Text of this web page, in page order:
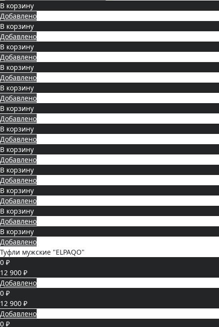
В корзину
Добавлено
В корзину
Добавлено
В корзину
Добавлено
В корзину
Добавлено
В корзину
Добавлено
В корзину
Добавлено
В корзину
Добавлено
В корзину
Добавлено
В корзину
Добавлено
В корзину
Добавлено
В корзину
Добавлено
В корзину
Добавлено
Туфли мужские "ELPAQO"
0 ₽
12 900 ₽
Добавлено
0 ₽
12 900 ₽
Добавлено
0 ₽